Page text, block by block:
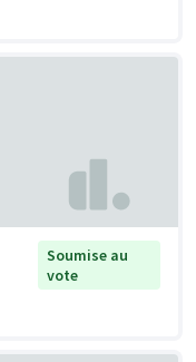
Soumise au
vote